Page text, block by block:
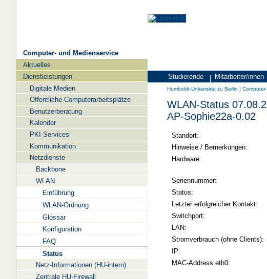
Computer- und Medienservice
Navigation
Aktuelles
Dienstleistungen
Digitale Medien
Öffentliche Computerarbeitsplätze
Benutzerberatung
Kalender
PKI-Services
Kommunikation
Netzdienste
Backbone
WLAN
Einführung
WLAN-Ordnung
Glossar
Konfiguration
FAQ
Status
Netz-Informationen (HU-intern)
Zentrale HU-Firewall
Zielgruppen
Studierende Mitarbeiter/innen
Humboldt-
Universität
Computer-
und
Humboldt-Universität zu Berlin |
WLAN-Status
AP-Sophie22a-0.02
Standort:
Hinweise / Bemerkungen:
Hardware:
Seriennummer:
Status:
Letzter erfolgreicher Kontakt:
Switchport:
LAN:
Stromverbrauch (ohne Clients):
IP:
MAC-Address eth0: